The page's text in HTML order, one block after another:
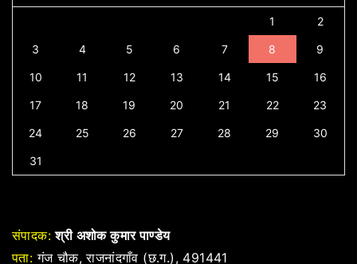
1 2
3 4 5 6 7 8 9
10 11 12 13 14 15 16
17 18 19 20 21 22 23
24 25 26 27 28 29 30
31
संपादक: श्री अशोक कुमार पाण्डेय
पता: गंज चौक, राजनांदगाँव (छ.ग.), 491441